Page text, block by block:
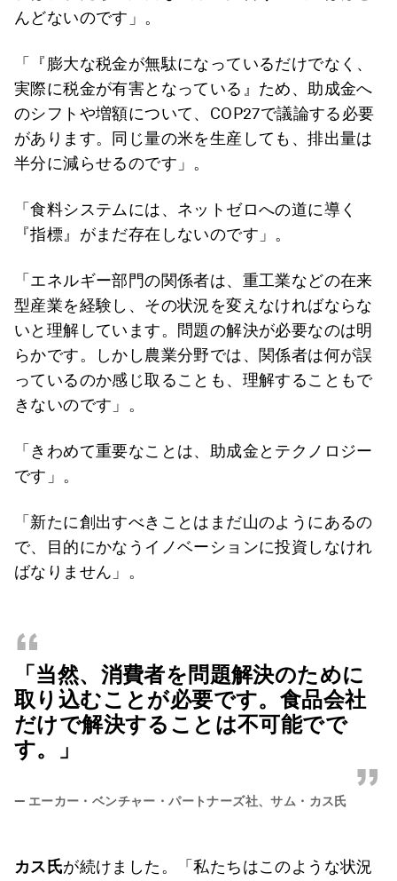
んどないのです」。
「『膨大な税金が無駄になっているだけでなく、
実際に税金が有害となっている』ため、助成金へ
のシフトや増額について、COP27で議論する必要
があります。同じ量の米を生産しても、排出量は
半分に減らせるのです」。
「食料システムには、ネットゼロへの道に導く
『指標』がまだ存在しないのです」。
「エネルギー部門の関係者は、重工業などの在来
型産業を経験し、その状況を変えなければならな
いと理解しています。問題の解決が必要なのは明
らかです。しかし農業分野では、関係者は何が誤
っているのか感じ取ることも、理解することもで
きないのです」。
「きわめて重要なことは、助成金とテクノロジー
です」。
「新たに創出すべきことはまだ山のようにあるの
で、目的にかなうイノベーションに投資しなけれ
ばなりません」。
“
「当然、消費者を問題解決のために
取り込むことが必要です。食品会社
だけで解決することは不可能でで
す。」
”
— エーカー・ベンチャー・パートナーズ社、サム・カス氏
カス氏が続けました。「私たちはこのような状況